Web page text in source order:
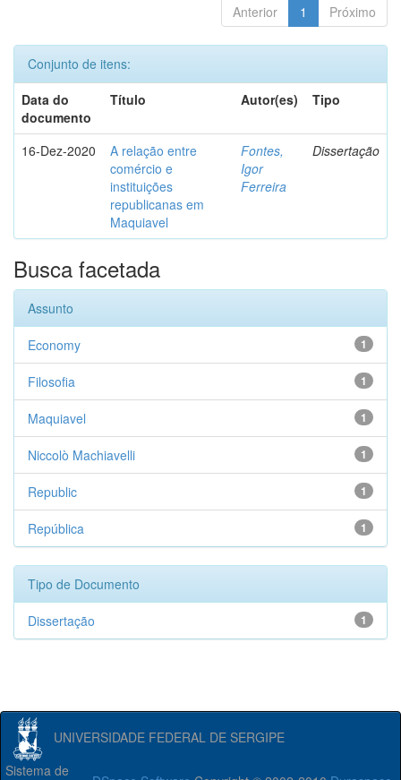
Anterior 1 Próximo
Conjunto de itens:
Data do
documento
Título Autor(es) Tipo
16-Dez-2020
A relação entre
comércio e
instituições
republicanas em
Maquiavel
Fontes,
Igor
Ferreira
Dissertação
Busca facetada
Assunto
1
Economy
1
Filosofia
1
Maquiavel
1
Niccolò Machiavelli
1
Republic
1
República
Tipo de Documento
1
Dissertação
UNIVERSIDADE FEDERAL DE SERGIPE
Sistema de